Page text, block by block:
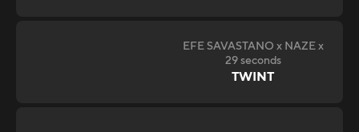
EFE SAVASTANO x NAZE x
29 seconds
TWINT